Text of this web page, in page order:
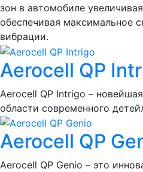
зон в автомобиле
обеспечивая максимальное
вибрации.
Aerocell QP
Aerocell QP Intrigo –
области современного
Aerocell QP
Aerocell QP Genio – это